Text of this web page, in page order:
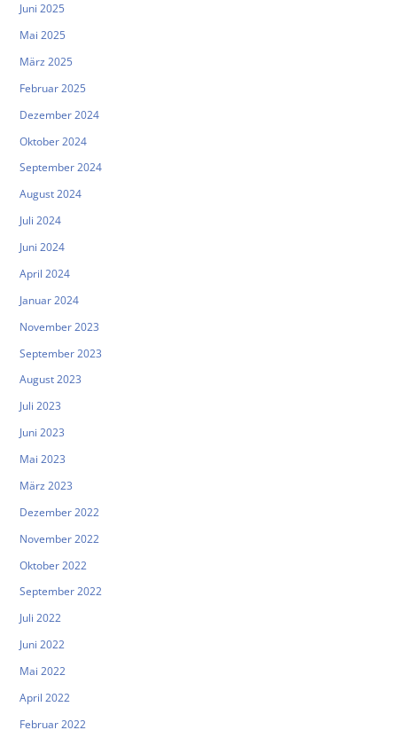
Juni 2025
Mai 2025
März 2025
Februar 2025
Dezember 2024
Oktober 2024
September 2024
August 2024
Juli 2024
Juni 2024
April 2024
Januar 2024
November 2023
September 2023
August 2023
Juli 2023
Juni 2023
Mai 2023
März 2023
Dezember 2022
November 2022
Oktober 2022
September 2022
Juli 2022
Juni 2022
Mai 2022
April 2022
Februar 2022